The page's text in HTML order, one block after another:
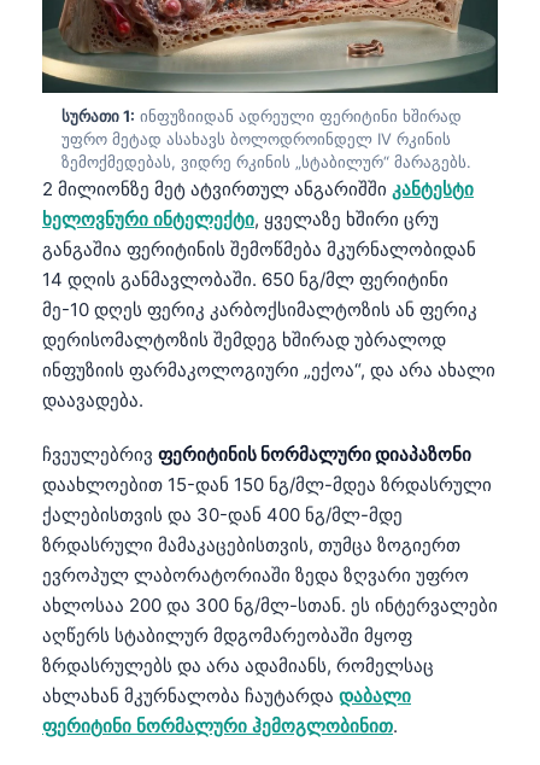
სურათი 1: ინფუზიიდან ადრეული ფერიტინი ხშირად
უფრო მეტად ასახავს ბოლოდროინდელ IV რკინის
ზემოქმედებას, ვიდრე რკინის „სტაბილურ“ მარაგებს.
2 მილიონზე მეტ ატვირთულ ანგარიშში კანტესტი
ხელოვნური ინტელექტი, ყველაზე ხშირი ცრუ
განგაშია ფერიტინის შემოწმება მკურნალობიდან
14 დღის განმავლობაში. 650 ნგ/მლ ფერიტინი
მე-10 დღეს ფერიკ კარბოქსიმალტოზის ან ფერიკ
დერისომალტოზის შემდეგ ხშირად უბრალოდ
ინფუზიის ფარმაკოლოგიური „ექოა“, და არა ახალი
დაავადება.
ჩვეულებრივ ფერიტინის ნორმალური დიაპაზონი
დაახლოებით 15-დან 150 ნგ/მლ-მდეა ზრდასრული
ქალებისთვის და 30-დან 400 ნგ/მლ-მდე
ზრდასრული მამაკაცებისთვის, თუმცა ზოგიერთ
ევროპულ ლაბორატორიაში ზედა ზღვარი უფრო
ახლოსაა 200 და 300 ნგ/მლ-სთან. ეს ინტერვალები
აღწერს სტაბილურ მდგომარეობაში მყოფ
ზრდასრულებს და არა ადამიანს, რომელსაც
ახლახან მკურნალობა ჩაუტარდა დაბალი
ფერიტინი ნორმალური ჰემოგლობინით.